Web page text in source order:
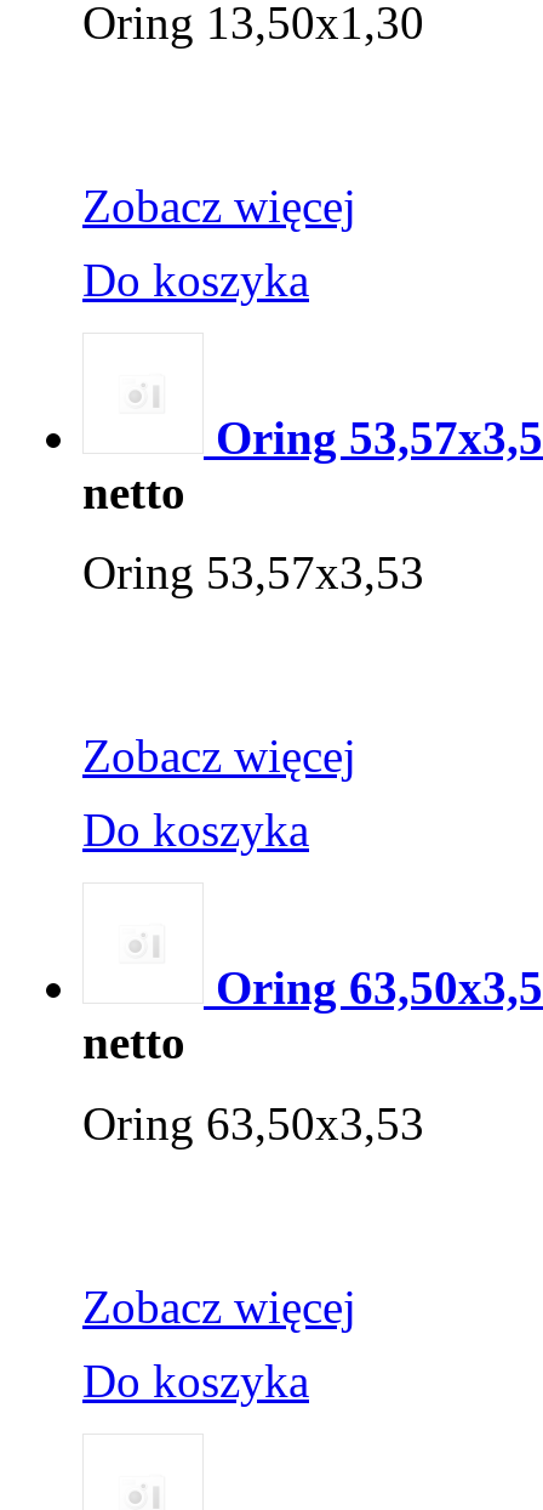
Oring 13,50x1,30
Zobacz więcej
Do koszyka
Oring
netto
Oring 53,57x3,53
Zobacz więcej
Do koszyka
Oring
netto
Oring 63,50x3,53
Zobacz więcej
Do koszyka